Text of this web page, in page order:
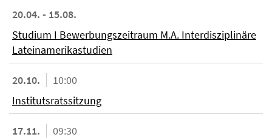
20.04. - 15.08.
Studium I Bewerbungszeitraum M.A. Interdisziplinäre
Lateinamerikastudien
20.10.
10:00
Institutsratssitzung
17.11.
09:30